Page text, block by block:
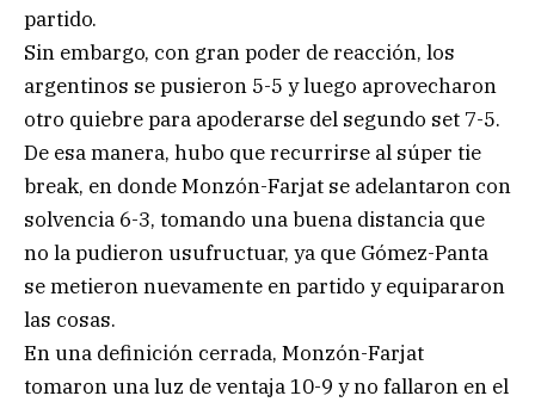
partido.
Sin embargo, con gran poder de reacción, los
argentinos se pusieron 5-5 y luego aprovecharon
otro quiebre para apoderarse del segundo set 7-5.
De esa manera, hubo que recurrirse al súper tie
break, en donde Monzón-Farjat se adelantaron con
solvencia 6-3, tomando una buena distancia que
no la pudieron usufructuar, ya que Gómez-Panta
se metieron nuevamente en partido y equipararon
las cosas.
En una definición cerrada, Monzón-Farjat
tomaron una luz de ventaja 10-9 y no fallaron en el